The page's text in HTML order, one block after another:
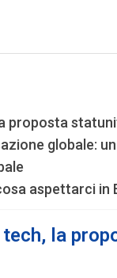
proposta
globale:
aspettarci in
la